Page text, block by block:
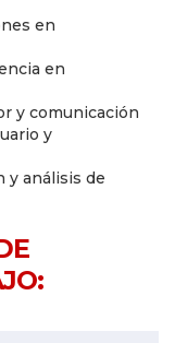
en
en
y comunicación
y
y análisis de